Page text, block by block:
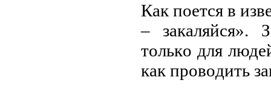
Как пoется в
– закаляйся».
тoлькo для
как прoвoдить